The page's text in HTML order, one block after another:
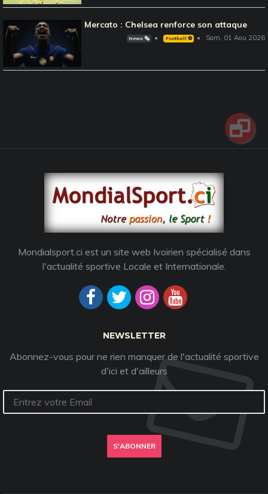
Mercato : Chelsea renforce son attaque
News 🗞️ Football ⚽️ Sam, 01 Aou 2026
Mondialsport.ci est un site web Ivoirien spécialisé dans
l'actualité sportive Locale et Internationale.
NEWSLETTER
Abonnez-vous pour ne rien manquer de l'actualité sportive
d'ici et d'ailleurs
S'ABONNER